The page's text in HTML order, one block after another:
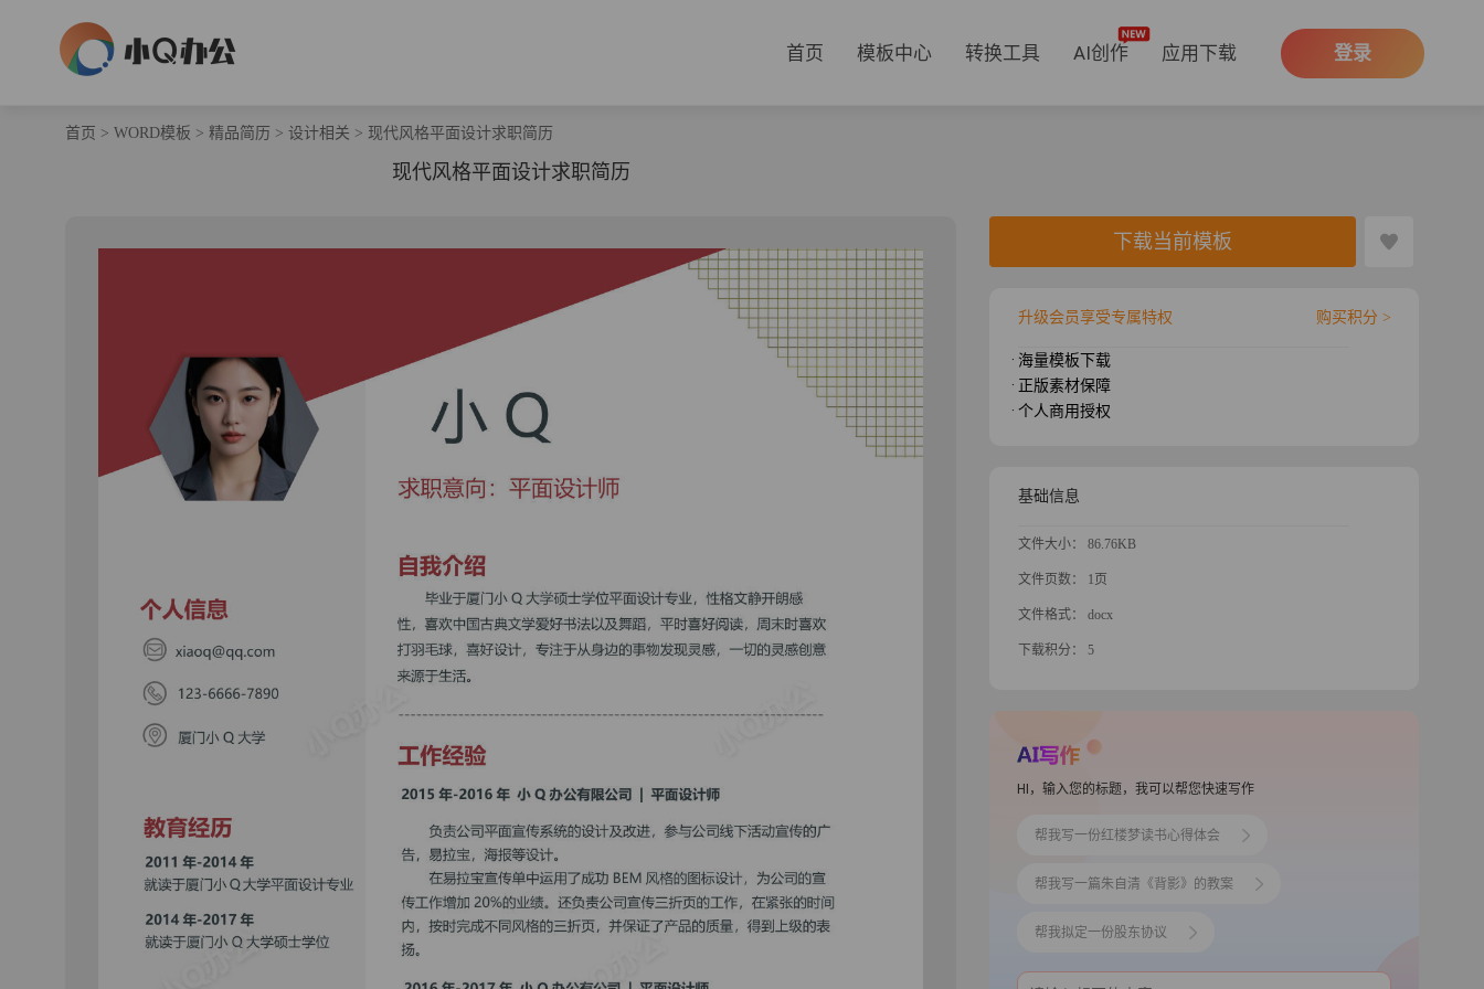
首页 模板中心 转换工具 AI创作 应用下载 登录
首页 > WORD模板 > 精品简历 > 设计相关 > 现代风格平面设计求职简历
现代风格平面设计求职简历
下载当前模板
升级会员享受专属特权 购买积分 >
· 海量模板下载
· 正版素材保障
· 个人商用授权
基础信息
文件大小： 86.76KB
文件页数： 1页
文件格式： docx
下载积分： 5
HI，输入您的标题，我可以帮您快速写作
帮我写一份红楼梦读书心得体会
帮我写一篇朱自清《背影》的教案
帮我拟定一份股东协议